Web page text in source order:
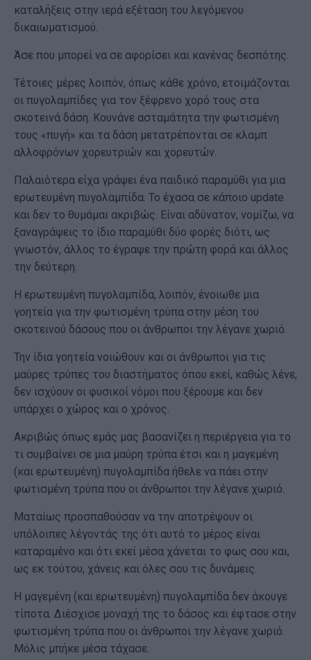
καταλήξεις στην ιερά εξέταση του λεγόμενου
δικαιωματισμού.
Άσε που μπορεί να σε αφορίσει και κανένας δεσπότης.
Τέτοιες μέρες λοιπόν, όπως κάθε χρόνο, ετοιμάζονται
οι πυγολαμπίδες για τον ξέφρενο χορό τους στα
σκοτεινά δάση. Κουνάνε ασταμάτητα την φωτισμένη
τους «πυγή» και τα δάση μετατρέπονται σε κλαμπ
αλλοφρόνων χορευτριών και χορευτών.
Παλαιότερα είχα γράψει ένα παιδικό παραμύθι για μια
ερωτευμένη πυγολαμπίδα. Το έχασα σε κάποιο update
και δεν το θυμάμαι ακριβώς. Είναι αδύνατον, νομίζω, να
ξαναγράψεις το ίδιο παραμύθι δύο φορές διότι, ως
γνωστόν, άλλος το έγραψε την πρώτη φορά και άλλος
την δεύτερη.
Η ερωτευμένη πυγολαμπίδα, λοιπόν, ένοιωθε μια
γοητεία για την φωτισμένη τρύπα στην μέση του
σκοτεινού δάσους που οι άνθρωποι την λέγανε χωριό.
Την ίδια γοητεία νοιώθουν και οι άνθρωποι για τις
μαύρες τρύπες του διαστήματος όπου εκεί, καθώς λένε,
δεν ισχύουν οι φυσικοί νόμοι που ξέρουμε και δεν
υπάρχει ο χώρος και ο χρόνος.
Ακριβώς όπως εμάς μας βασανίζει η περιέργεια για το
τι συμβαίνει σε μια μαύρη τρύπα έτσι και η μαγεμένη
(και ερωτευμένη) πυγολαμπίδα ήθελε να πάει στην
φωτισμένη τρύπα που οι άνθρωποι την λέγανε χωριό.
Ματαίως προσπαθούσαν να την αποτρέψουν οι
υπόλοιπες λέγοντάς της ότι αυτό το μέρος είναι
καταραμένο και ότι εκεί μέσα χάνεται το φως σου και,
ως εκ τούτου, χάνεις και όλες σου τις δυνάμεις.
Η μαγεμένη (και ερωτευμένη) πυγολαμπίδα δεν άκουγε
τίποτα. Διέσχισε μοναχή της το δάσος και έφτασε στην
φωτισμένη τρύπα που οι άνθρωποι την λέγανε χωριό.
Μόλις μπήκε μέσα τάχασε.